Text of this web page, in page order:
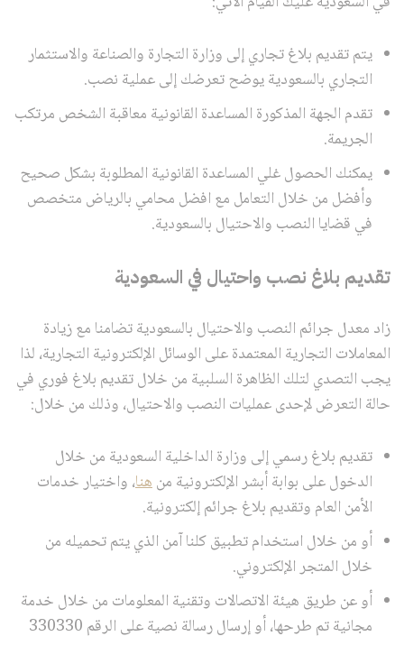
يتم تقديم بلاغ تجاري إلى وزارة التجارة والصناعة والاستثمار
التجاري بالسعودية يوضح تعرضك إلى عملية نصب.
تقدم الجهة المذكورة المساعدة القانونية معاقبة الشخص مرتكب
الجريمة.
يمكنك الحصول غلي المساعدة القانونية المطلوبة بشكل صحيح
وأفضل من خلال التعامل مع افضل محامي بالرياض متخصص
في قضايا النصب والاحتيال بالسعودية.
تقديم بلاغ نصب واحتيال في السعودية
زاد معدل جرائم النصب والاحتيال بالسعودية تضامنا مع زيادة
المعاملات التجارية المعتمدة على الوسائل الإلكترونية التجارية، لذا
يجب التصدي لتلك الظاهرة السلبية من خلال تقديم بلاغ فوري في
حالة التعرض لإحدى عمليات النصب والاحتيال، وذلك من خلال:
تقديم بلاغ رسمي إلى وزارة الداخلية السعودية من خلال
الدخول على بوابة أبشر الإلكترونية منهنا، واختيار خدمات
الأمن العام وتقديم بلاغ جرائم إلكترونية.
أو من خلال استخدام تطبيق كلنا آمن الذي يتم تحميله من
خلال المتجر الإلكتروني.
أو عن طريق هيئة الاتصالات وتقنية المعلومات من خلال خدمة
مجانية تم طرحها، أو إرسال رسالة نصية على الرقم 330330